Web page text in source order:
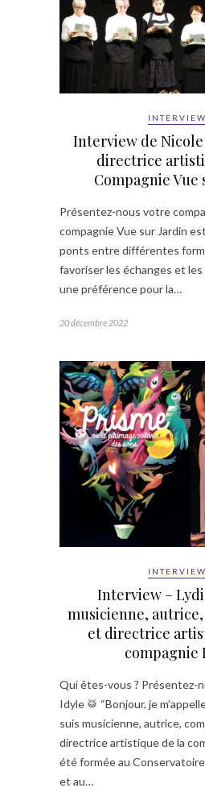
Interview de
directrice
Compagnie Vue
Présentez-nous votre
compagnie Vue sur Jardin
ponts entre différentes
favoriser les échanges et
une préférence pour la…
20 décembre 2022
Interview –
musicienne,
et directrice
compagnie
Qui êtes-vous ? Présentez-
Idyle 🥁 “Bonjour, je
suis musicienne, autrice,
directrice artistique de la
été formée au
et au…